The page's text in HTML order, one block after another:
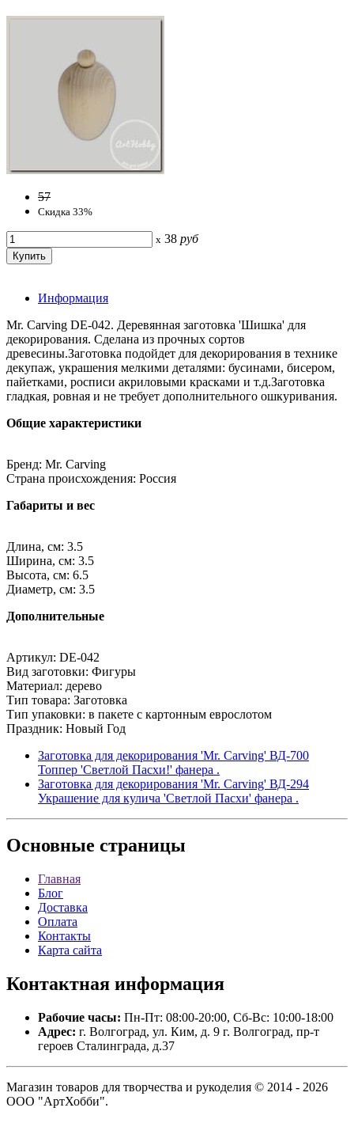
57
Скидка 33%
x 38 руб
Информация
Mr. Carving DE-042. Деревянная заготовка 'Шишка' для
декорирования. Сделана из прочных сортов
древесины.Заготовка подойдет для декорирования в технике
декупаж, украшения мелкими деталями: бусинами, бисером,
пайетками, росписи акриловыми красками и т.д.Заготовка
гладкая, ровная и не требует дополнительного ошкуривания.
Общие характеристики
Бренд: Mr. Carving
Страна происхождения: Россия
Габариты и вес
Длина, см: 3.5
Ширина, см: 3.5
Высота, см: 6.5
Диаметр, см: 3.5
Дополнительные
Артикул: DE-042
Вид заготовки: Фигуры
Материал: дерево
Тип товара: Заготовка
Тип упаковки: в пакете с картонным еврослотом
Праздник: Новый Год
Заготовка для декорирования 'Mr. Carving' ВД-700
Топпер 'Светлой Пасхи!' фанера .
Заготовка для декорирования 'Mr. Carving' ВД-294
Украшение для кулича 'Светлой Пасхи' фанера .
Основные страницы
Главная
Блог
Доставка
Оплата
Контакты
Карта сайта
Контактная информация
Рабочие часы: Пн-Пт: 08:00-20:00, Сб-Вс: 10:00-18:00
Адрес: г. Волгоград, ул. Ким, д. 9 г. Волгоград, пр-т
героев Сталинграда, д.37
Магазин товаров для творчества и рукоделия © 2014 - 2026
ООО "АртХобби".